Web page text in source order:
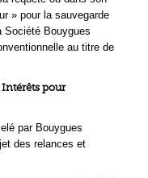
» pour la sauvegarde
Société Bouygues
au titre de
Intérêts pour
par Bouygues
des relances et